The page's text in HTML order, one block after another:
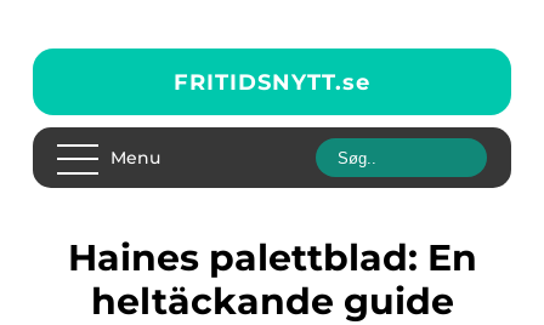
FRITIDSNYTT.se
Menu
Haines palettblad: En
heltäckande guide